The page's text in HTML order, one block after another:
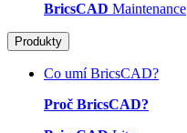
BricsCAD Maintenance
Produkty
Co umí BricsCAD?
Proč BricsCAD?